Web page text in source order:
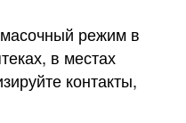
режим в
в местах
контакты,